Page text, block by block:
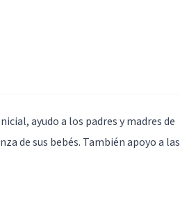
ayudo a los padres y madres de
de sus bebés. También apoyo a las